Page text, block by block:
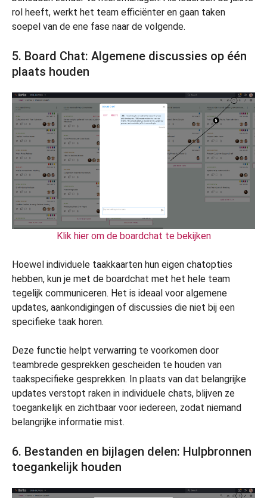
rol heeft, werkt het team efficiënter en gaan taken
soepel van de ene fase naar de volgende.
5. Board Chat: Algemene discussies op één
plaats houden
Klik hier om de boardchat te bekijken
Hoewel individuele taakkaarten hun eigen chatopties
hebben, kun je met de boardchat met het hele team
tegelijk communiceren. Het is ideaal voor algemene
updates, aankondigingen of discussies die niet bij een
specifieke taak horen.
Deze functie helpt verwarring te voorkomen door
teambrede gesprekken gescheiden te houden van
taakspecifieke gesprekken. In plaats van dat belangrijke
updates verstopt raken in individuele chats, blijven ze
toegankelijk en zichtbaar voor iedereen, zodat niemand
belangrijke informatie mist.
6. Bestanden en bijlagen delen: Hulpbronnen
toegankelijk houden